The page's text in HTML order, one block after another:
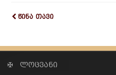
წინა თავი
✠ ლოცვანი